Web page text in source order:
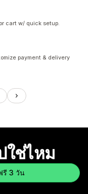
cart w/ quick setup.
payment & delivery
ใช่ไหม
รี 3 วัน